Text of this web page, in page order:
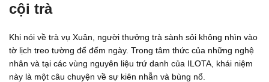
cội trà
Khi nói về trà vụ Xuân, người thưởng trà sành sỏi không nhìn vào
tờ lịch treo tường để đếm ngày. Trong tâm thức của những nghệ
nhân và tại các vùng nguyên liệu trứ danh của ILOTA, khái niệm
này là một câu chuyện về sự kiên nhẫn và bùng nổ.